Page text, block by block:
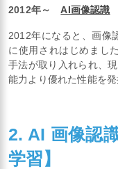
2012年～AI画像認識
2012年になると、画像
に使用されはじめまし
手法が取り入れられ、
能力より優れた性能を発
2. AI 画像認
学習】